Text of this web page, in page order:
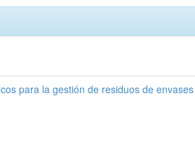
para la gestión de residuos de envases